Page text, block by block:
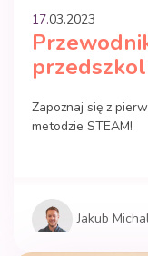
17.03.2023
Zapoznaj się z
metodzie STEAM!
Jakub